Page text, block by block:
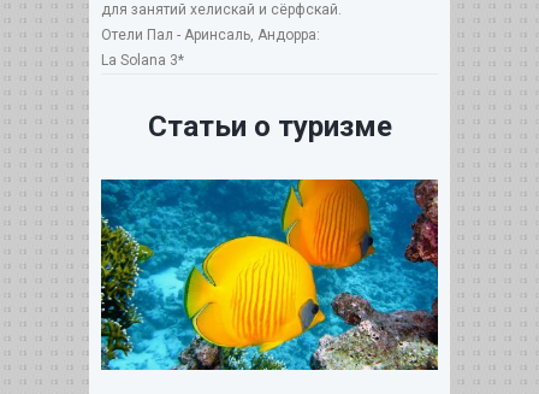
для занятий хелискай и сёрфскай.
Отели Пал - Аринсаль, Андорра:
La Solana 3*
Статьи о туризме